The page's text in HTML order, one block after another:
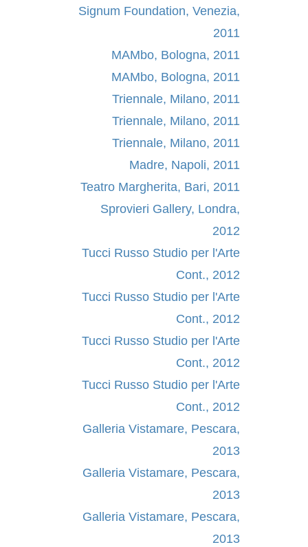
Signum Foundation, Venezia,
2011
MAMbo, Bologna, 2011
MAMbo, Bologna, 2011
Triennale, Milano, 2011
Triennale, Milano, 2011
Triennale, Milano, 2011
Madre, Napoli, 2011
Teatro Margherita, Bari, 2011
Sprovieri Gallery, Londra,
2012
Tucci Russo Studio per l'Arte
Cont., 2012
Tucci Russo Studio per l'Arte
Cont., 2012
Tucci Russo Studio per l'Arte
Cont., 2012
Tucci Russo Studio per l'Arte
Cont., 2012
Galleria Vistamare, Pescara,
2013
Galleria Vistamare, Pescara,
2013
Galleria Vistamare, Pescara,
2013